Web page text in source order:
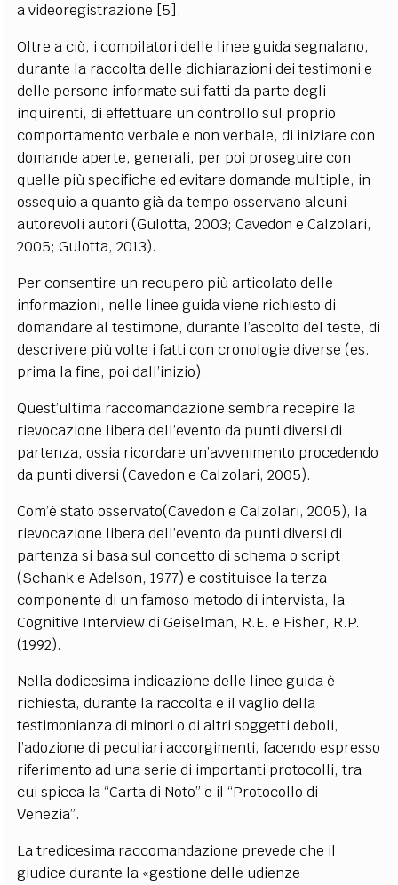
a videoregistrazione [5].
Oltre a ciò, i compilatori delle linee guida segnalano,
durante la raccolta delle dichiarazioni dei testimoni e
delle persone informate sui fatti da parte degli
inquirenti, di effettuare un controllo sul proprio
comportamento verbale e non verbale, di iniziare con
domande aperte, generali, per poi proseguire con
quelle più specifiche ed evitare domande multiple, in
ossequio a quanto già da tempo osservano alcuni
autorevoli autori (Gulotta, 2003; Cavedon e Calzolari,
2005; Gulotta, 2013).
Per consentire un recupero più articolato delle
informazioni, nelle linee guida viene richiesto di
domandare al testimone, durante l’ascolto del teste, di
descrivere più volte i fatti con cronologie diverse (es.
prima la fine, poi dall’inizio).
Quest’ultima raccomandazione sembra recepire la
rievocazione libera dell’evento da punti diversi di
partenza, ossia ricordare un’avvenimento procedendo
da punti diversi (Cavedon e Calzolari, 2005).
Com’è stato osservato(Cavedon e Calzolari, 2005), la
rievocazione libera dell’evento da punti diversi di
partenza si basa sul concetto di schema o script
(Schank e Adelson, 1977) e costituisce la terza
componente di un famoso metodo di intervista, la
Cognitive Interview di Geiselman, R.E. e Fisher, R.P.
(1992).
Nella dodicesima indicazione delle linee guida è
richiesta, durante la raccolta e il vaglio della
testimonianza di minori o di altri soggetti deboli,
l’adozione di peculiari accorgimenti, facendo espresso
riferimento ad una serie di importanti protocolli, tra
cui spicca la “Carta di Noto” e il “Protocollo di
Venezia”.
La tredicesima raccomandazione prevede che il
giudice durante la «gestione delle udienze